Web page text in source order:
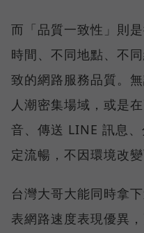
而「品質一致性」則
時間、不同地點、不
致的網路服務品質。
人潮密集場域，或是
音、傳送 LINE 訊息
定流暢，不因環境改變
台灣大哥大能同時拿
表網路速度表現優異